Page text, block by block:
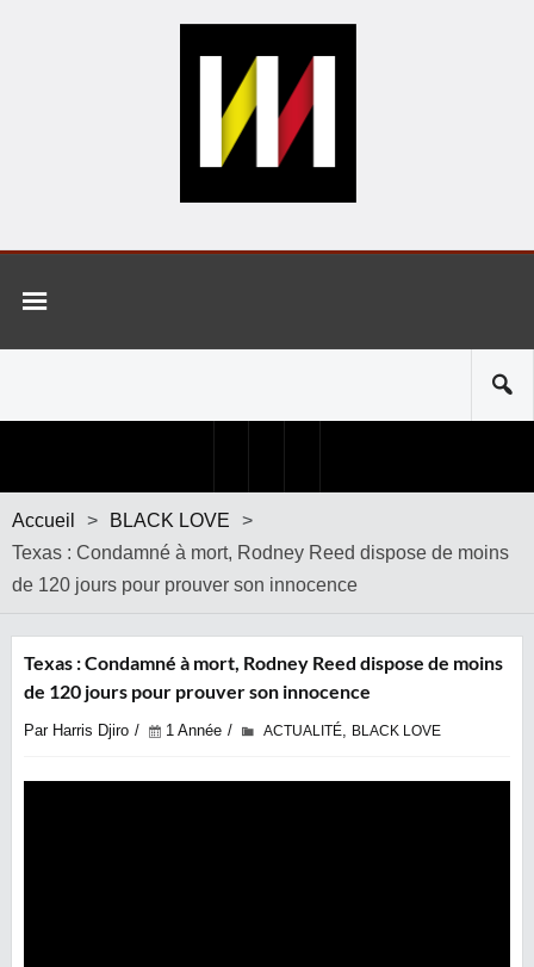
Accueil > BLACK LOVE
>
Texas : Condamné à mort, Rodney Reed dispose de moins
de 120 jours pour prouver son innocence
Texas : Condamné à mort, Rodney Reed dispose de moins
de 120 jours pour prouver son innocence
Par Harris Djiro 1 Année ACTUALITÉ, BLACK LOVE